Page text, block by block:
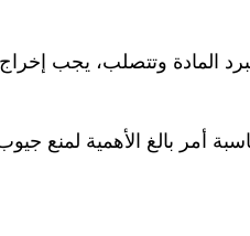
المادة وتتصلب، يجب
أمر بالغ الأهمية لمنع